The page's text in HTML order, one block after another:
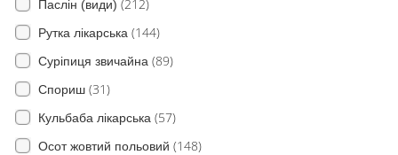
Паслін (види) (212)
Рутка лікарська (144)
Суріпиця звичайна (89)
Спориш (31)
Кульбаба лікарська (57)
Осот жовтий польовий (148)